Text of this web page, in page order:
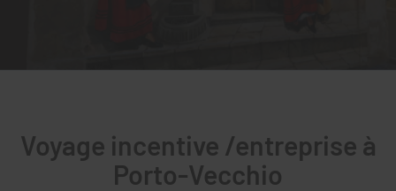
Voyage incentive /entreprise à
Porto-Vecchio